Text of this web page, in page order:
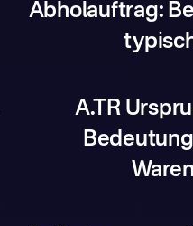
Abholauftrag:
A.TR